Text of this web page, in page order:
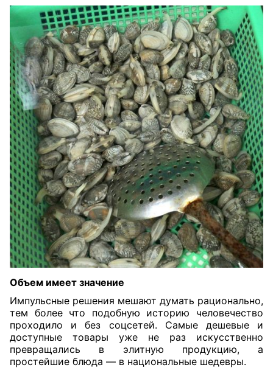
Объем имеет значение
Импульсные решения мешают думать рационально,
тем более что подобную историю человечество
проходило и без соцсетей. Самые дешевые и
доступные товары уже не раз искусственно
превращались в элитную продукцию, а
простейшие блюда — в национальные шедевры.